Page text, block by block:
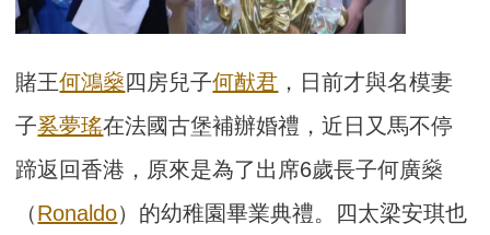
賭王何鴻燊四房兒子何猷君 ，日前才與名模妻
子奚夢瑤在法國古堡補辦婚禮，近日又馬不停
蹄返回香港，原來是為了出席6歲長子何廣燊
（Ronaldo）的幼稚園畢業典禮。四太梁安琪也